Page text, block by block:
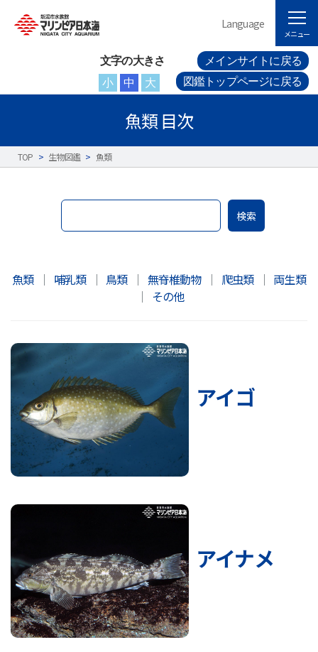
文字の大きさ
小
中 大
メインサイトに戻る
図鑑トップページに戻る
Language
メニュー
魚類 目次
TOP > 生物図鑑 > 魚類
検索
魚類 ｜ 哺乳類 ｜ 鳥類 ｜ 無脊椎動物 ｜ 爬虫類 ｜ 両生類
｜ その他
アイゴ
アイナメ